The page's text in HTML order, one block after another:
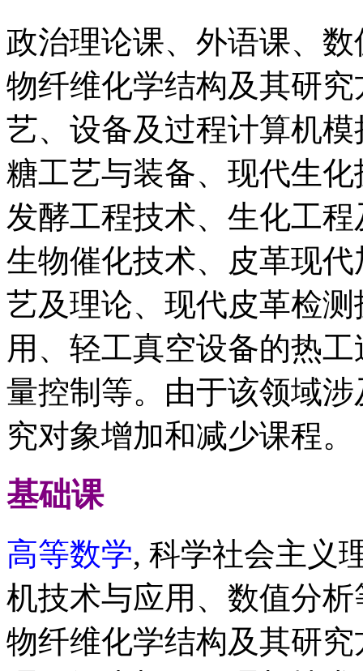
政治理论课、外语课、
物纤维化学结构及其研
艺、设备及过程计算机
糖工艺与装备、现代生
发酵工程技术、生化工
生物催化技术、皮革现
艺及理论、现代皮革检
用、轻工真空设备的热
量控制等。由于该领域
究对象增加和减少课程。
基础课
高等数学, 科学社会主义
机技术与应用、数值分
物纤维化学结构及其研